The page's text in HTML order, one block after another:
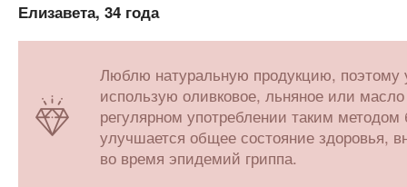
Елизавета, 34 года
Люблю натуральную продукцию, поэтому
использую оливковое, льняное или
регулярном употреблении таким
улучшается общее состояние здоровья,
во время эпидемий гриппа.